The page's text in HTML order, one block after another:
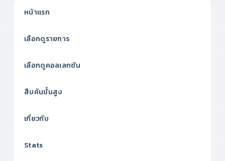
หน้าแรก
เลือกดูรายการ
เลือกดูคอลเลกชัน
สืบค้นขั้นสูง
เกี่ยวกับ
Stats